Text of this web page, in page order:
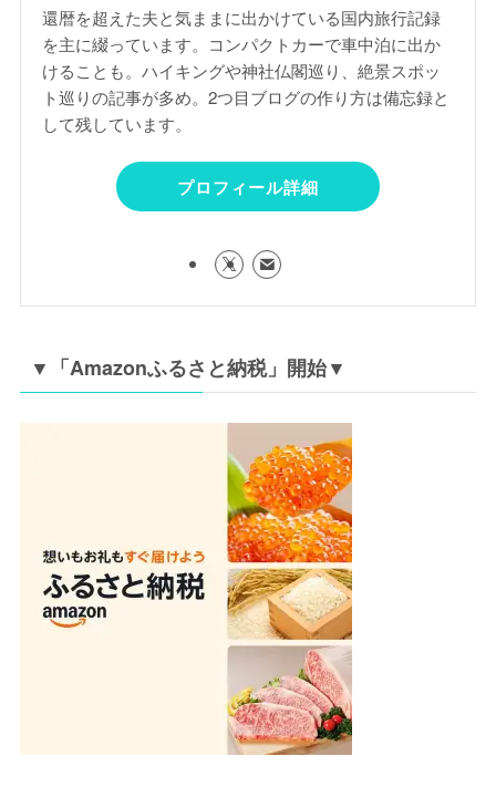
還暦を超えた夫と気ままに出かけている国内旅行記録
を主に綴っています。コンパクトカーで車中泊に出か
けることも。ハイキングや神社仏閣巡り、絶景スポッ
ト巡りの記事が多め。2つ目ブログの作り方は備忘録と
して残しています。
プロフィール詳細
▼「Amazonふるさと納税」開始▼